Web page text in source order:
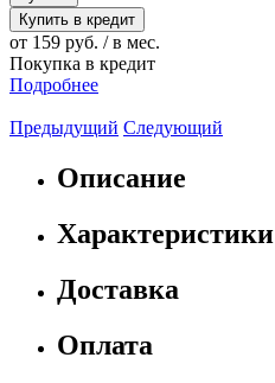
Купить в кредит
от 159 руб. / в мес.
Покупка в кредит
Подробнее
Предыдущий Следующий
Описание
Характеристики
Доставка
Оплата